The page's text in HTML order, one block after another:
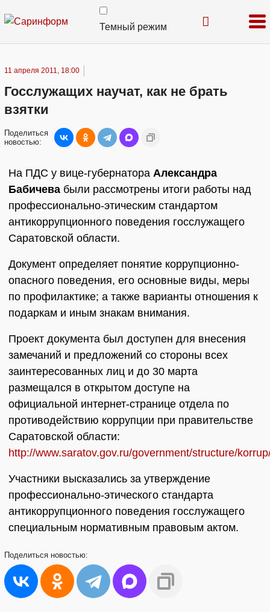
Темный режим
11 апреля 2011, 18:00
Госслужащих научат, как не брать
взятки
Поделиться
новостью:
На ПДС у вице-губернатора Александра
Бабичева были рассмотрены итоги работы над
профессионально-этическим стандартом
антикоррупционного поведения госслужащего
Саратовской области.
Документ определяет понятие коррупционно-
опасного поведения, его основные виды, меры
по профилактике; а также варианты отношения к
подаркам и иным знакам внимания.
Проект документа был доступен для внесения
замечаний и предложений со стороны всех
заинтересованных лиц и до 30 марта
размещался в открытом доступе на
официальной интернет-странице отдела по
противодействию коррупции при правительстве
Саратовской области:
http://www.saratov.gov.ru/government/structure/
Участники высказались за утверждение
профессионально-этического стандарта
антикоррупционного поведения госслужащего
специальным нормативным правовым актом.
Поделиться новостью: